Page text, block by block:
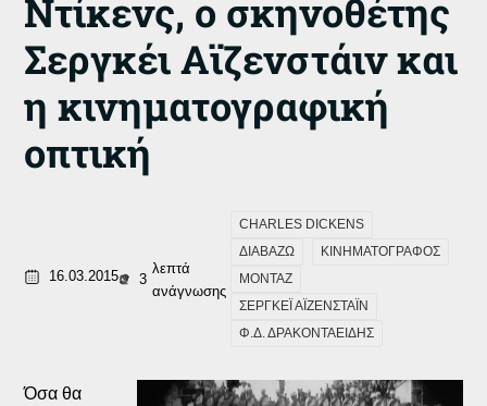
Ντίκενς, ο σκηνοθέτης
Σεργκέι Αϊζενστάιν και
η κινηματογραφική
οπτική
16.03.2015 3
λεπτά
ανάγνωσης
CHARLES DICKENS
ΔΙΑΒΑΖΩ
ΚΙΝΗΜΑΤΟΓΡΑΦΟΣ
ΜΟΝΤΑΖ
ΣΕΡΓΚΕΪ ΑΪΖΕΝΣΤΑΪΝ
Φ.Δ. ΔΡΑΚΟΝΤΑΕΙΔΗΣ
Όσα θα